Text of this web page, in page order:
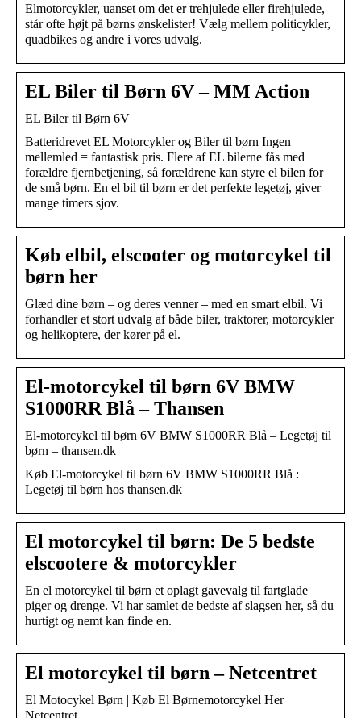
Elmotorcykler, uanset om det er trehjulede eller firehjulede,
står ofte højt på børns ønskelister! Vælg mellem politicykler,
quadbikes og andre i vores udvalg.
EL Biler til Børn 6V – MM Action
EL Biler til Børn 6V
Batteridrevet EL Motorcykler og Biler til børn Ingen
mellemled = fantastisk pris. Flere af EL bilerne fås med
forældre fjernbetjening, så forældrene kan styre el bilen for
de små børn. En el bil til børn er det perfekte legetøj, giver
mange timers sjov.
Køb elbil, elscooter og motorcykel til
børn her
Glæd dine børn – og deres venner – med en smart elbil. Vi
forhandler et stort udvalg af både biler, traktorer, motorcykler
og helikoptere, der kører på el.
El-motorcykel til børn 6V BMW
S1000RR Blå – Thansen
El-motorcykel til børn 6V BMW S1000RR Blå – Legetøj til
børn – thansen.dk
Køb El-motorcykel til børn 6V BMW S1000RR Blå :
Legetøj til børn hos thansen.dk
El motorcykel til børn: De 5 bedste
elscootere & motorcykler
En el motorcykel til børn et oplagt gavevalg til fartglade
piger og drenge. Vi har samlet de bedste af slagsen her, så du
hurtigt og nemt kan finde en.
El motorcykel til børn – Netcentret
El Motocykel Børn | Køb El Børnemotorcykel Her |
Netcentret